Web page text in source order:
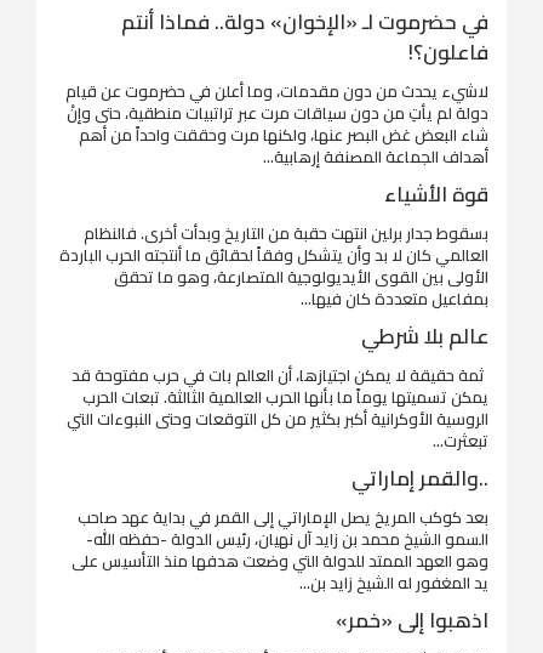
في حضرموت لـ «الإخوان» دولة.. فماذا أنتم
فاعلون؟!
لاشيء يحدث من دون مقدمات، وما أعلن في حضرموت عن قيام
دولة لم يأتِ من دون سياقات مرت عبر تراتبيات منطقية، حتى وإنْ
شاء البعض غض البصر عنها، ولكنها مرت وحققت واحداً من أهم
أهداف الجماعة المصنفة إرهابية...
قوة الأشياء
بسقوط جدار برلين انتهت حقبة من التاريخ وبدأت أخرى. فالنظام
العالمي كان لا بد وأن يتشكل وفقاً لحقائق ما أنتجته الحرب الباردة
الأولى بين القوى الأيديولوجية المتصارعة، وهو ما تحقق
بمفاعيل متعددة كان فيها...
عالم بلا شرطي
ثمة حقيقة لا يمكن اجتيازها، أن العالم بات في حرب مفتوحة قد
يمكن تسميتها يوماً ما بأنها الحرب العالمية الثالثة. تبعات الحرب
الروسية الأوكرانية أكبر بكثير من كل التوقعات وحتى النبوءات التي
تبعثرت...
..والقمر إماراتي
بعد كوكب المريخ يصل الإماراتي إلى القمر في بداية عهد صاحب
السمو الشيخ محمد بن زايد آل نهيان، رئيس الدولة -حفظه الله-
وهو العهد الممتد للدولة التي وضعت هدفها منذ التأسيس على
يد المغفور له الشيخ زايد بن...
اذهبوا إلى «خمر»